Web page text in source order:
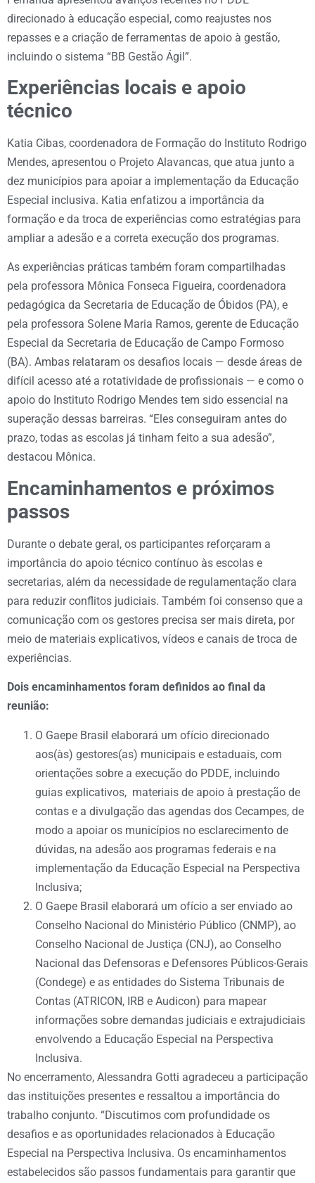
direcionado à educação especial, como reajustes nos
repasses e a criação de ferramentas de apoio à gestão,
incluindo o sistema “BB Gestão Ágil”.
Experiências locais e apoio
técnico
Katia Cibas, coordenadora de Formação do Instituto Rodrigo
Mendes, apresentou o Projeto Alavancas, que atua junto a
dez municípios para apoiar a implementação da Educação
Especial inclusiva. Katia enfatizou a importância da
formação e da troca de experiências como estratégias para
ampliar a adesão e a correta execução dos programas.
As experiências práticas também foram compartilhadas
pela professora Mônica Fonseca Figueira, coordenadora
pedagógica da Secretaria de Educação de Óbidos (PA), e
pela professora Solene Maria Ramos, gerente de Educação
Especial da Secretaria de Educação de Campo Formoso
(BA). Ambas relataram os desafios locais — desde áreas de
difícil acesso até a rotatividade de profissionais — e como o
apoio do Instituto Rodrigo Mendes tem sido essencial na
superação dessas barreiras. “Eles conseguiram antes do
prazo, todas as escolas já tinham feito a sua adesão”,
destacou Mônica.
Encaminhamentos e próximos
passos
Durante o debate geral, os participantes reforçaram a
importância do apoio técnico contínuo às escolas e
secretarias, além da necessidade de regulamentação clara
para reduzir conflitos judiciais. Também foi consenso que a
comunicação com os gestores precisa ser mais direta, por
meio de materiais explicativos, vídeos e canais de troca de
experiências.
Dois encaminhamentos foram definidos ao final da
reunião:
O Gaepe Brasil elaborará um ofício direcionado
aos(às) gestores(as) municipais e estaduais, com
orientações sobre a execução do PDDE, incluindo
guias explicativos, materiais de apoio à prestação de
contas e a divulgação das agendas dos Cecampes, de
modo a apoiar os municípios no esclarecimento de
dúvidas, na adesão aos programas federais e na
implementação da Educação Especial na Perspectiva
Inclusiva;
O Gaepe Brasil elaborará um ofício a ser enviado ao
Conselho Nacional do Ministério Público (CNMP), ao
Conselho Nacional de Justiça (CNJ), ao Conselho
Nacional das Defensoras e Defensores Públicos-Gerais
(Condege) e as entidades do Sistema Tribunais de
Contas (ATRICON, IRB e Audicon) para mapear
informações sobre demandas judiciais e extrajudiciais
envolvendo a Educação Especial na Perspectiva
Inclusiva.
No encerramento, Alessandra Gotti agradeceu a participação
das instituições presentes e ressaltou a importância do
trabalho conjunto. “Discutimos com profundidade os
desafios e as oportunidades relacionados à Educação
Especial na Perspectiva Inclusiva. Os encaminhamentos
estabelecidos são passos fundamentais para garantir que